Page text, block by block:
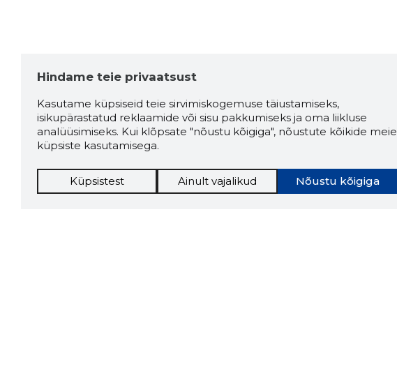
Hindame teie privaatsust
Kasutame küpsiseid teie sirvimiskogemuse täiustamiseks,
isikupärastatud reklaamide või sisu pakkumiseks ja oma liikluse
analüüsimiseks. Kui klõpsate "nõustu kõigiga", nõustute kõikide meie
küpsiste kasutamisega.
Nõustu kõigiga
Küpsistest Ainult vajalikud